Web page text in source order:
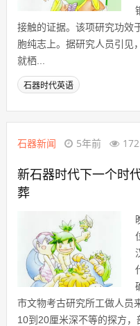
接触的证据。该项研究功效
胞纯志上。据研究人员引见
就栖...
石器时代英语
石器新闻 5年前
新石器时代下一个时
葬
市文物考古研究所工做人员
10到20厘米深不等的探方